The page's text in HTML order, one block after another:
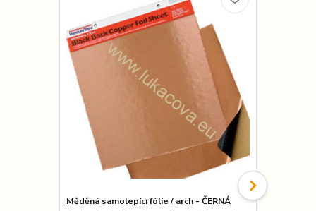
Měděná samolepící fólie / arch - ČERNÁ